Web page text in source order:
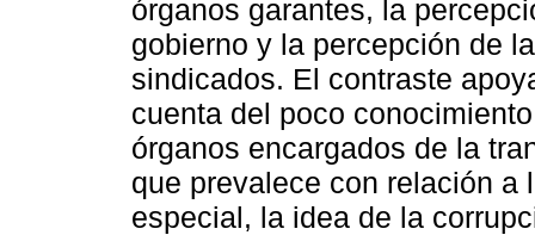
órganos garantes, la
gobierno y la percepción de
sindicados. El contraste
cuenta del poco
órganos encargados de la
que prevalece con relación a
especial, la idea de la